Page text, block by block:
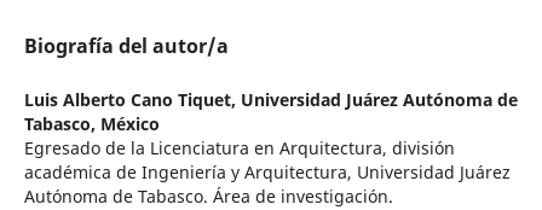
Biografía del autor/a
Luis Alberto Cano Tiquet, Universidad Juárez Autónoma de
Tabasco, México
Egresado de la Licenciatura en Arquitectura, división
académica de Ingeniería y Arquitectura, Universidad Juárez
Autónoma de Tabasco. Área de investigación.